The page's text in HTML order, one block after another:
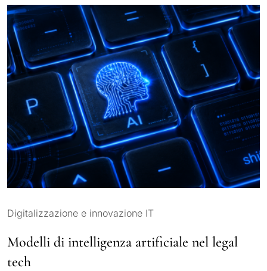
Digitalizzazione e innovazione IT
Modelli di intelligenza artificiale nel legal
tech